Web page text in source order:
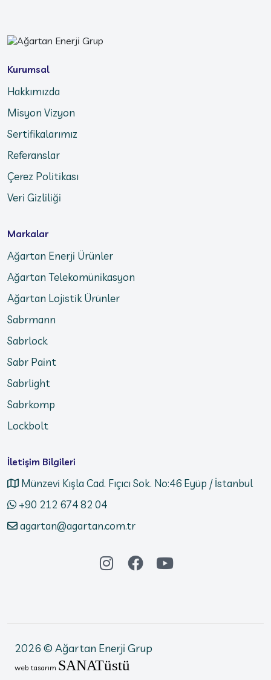
Kurumsal
Hakkımızda
Misyon Vizyon
Sertifikalarımız
Referanslar
Çerez Politikası
Veri Gizliliği
Markalar
Ağartan Enerji Ürünler
Ağartan Telekomünikasyon
Ağartan Lojistik Ürünler
Sabrmann
Sabrlock
Sabr Paint
Sabrlight
Sabrkomp
Lockbolt
İletişim Bilgileri
Münzevi Kışla Cad. Fıçıcı Sok. No:46 Eyüp / İstanbul
+90 212 674 82 04
agartan@agartan.com.tr
2026 © Ağartan Enerji Grup
web tasarım SANATüstü